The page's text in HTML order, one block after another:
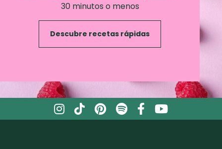
30 minutos o menos
Descubre recetas rápidas